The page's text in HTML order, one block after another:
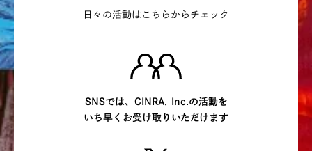
日々の活動はこちらからチェック
SNSでは、CINRA, Inc.の活動を
いち早くお受け取りいただけます